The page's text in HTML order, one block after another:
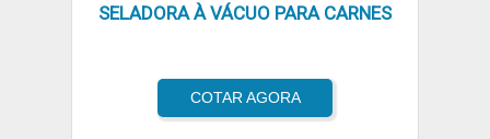
SELADORA À VÁCUO PARA CARNES
COTAR AGORA